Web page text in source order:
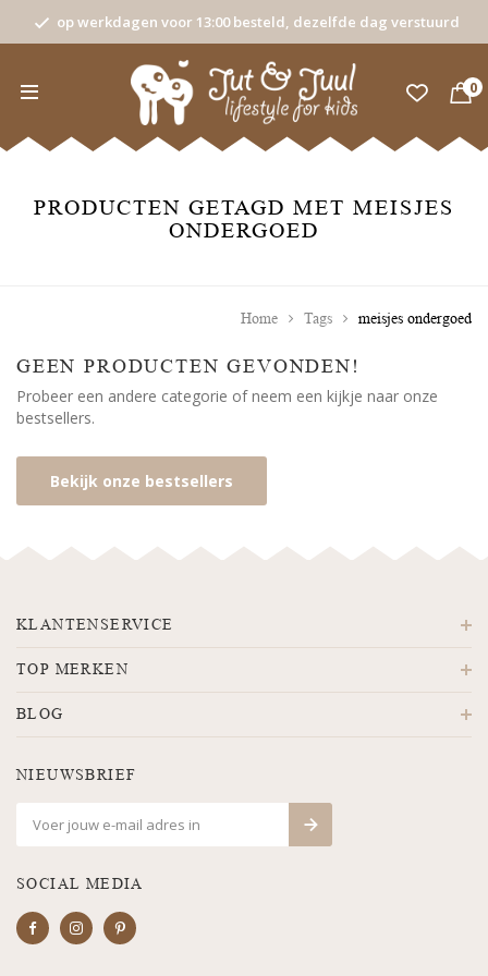
op werkdagen voor 13:00 besteld, dezelfde dag verstuurd
0
PRODUCTEN GETAGD MET MEISJES
ONDERGOED
Home Tags meisjes ondergoed
GEEN PRODUCTEN GEVONDEN!
Probeer een andere categorie of neem een kijkje naar onze
bestsellers.
Bekijk onze bestsellers
KLANTENSERVICE
TOP MERKEN
BLOG
NIEUWSBRIEF
SOCIAL MEDIA